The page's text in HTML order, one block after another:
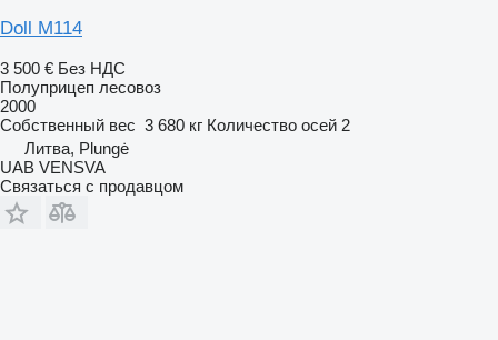
Doll M114
3 500 € Без НДС
Полуприцеп лесовоз
2000
Собственный вес 3 680 кг Количество осей 2
Литва, Plungė
UAB VENSVA
Связаться с продавцом